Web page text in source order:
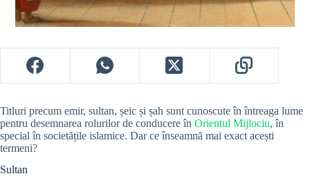
Titluri precum emir, sultan, șeic și șah sunt cunoscute în întreaga lume
pentru desemnarea rolurilor de conducere în Orientul Mijlociu, în
special în societățile islamice. Dar ce înseamnă mai exact acești
termeni?
Sultan